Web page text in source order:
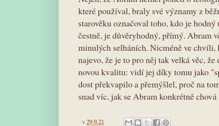
které používal, braly své významy z
starověku označoval toho, kdo je
čestně, je důvěryhodný, přímý. Abram
minulých selháních. Nicméně ve
najevo, že je to pro něj tak velká věc,
novou kvalitu: vidí jej díky tomu jako
dost překvapilo a přemýšlel, proč na
snad víc, jak se Abram konkrétně
v29.9.21